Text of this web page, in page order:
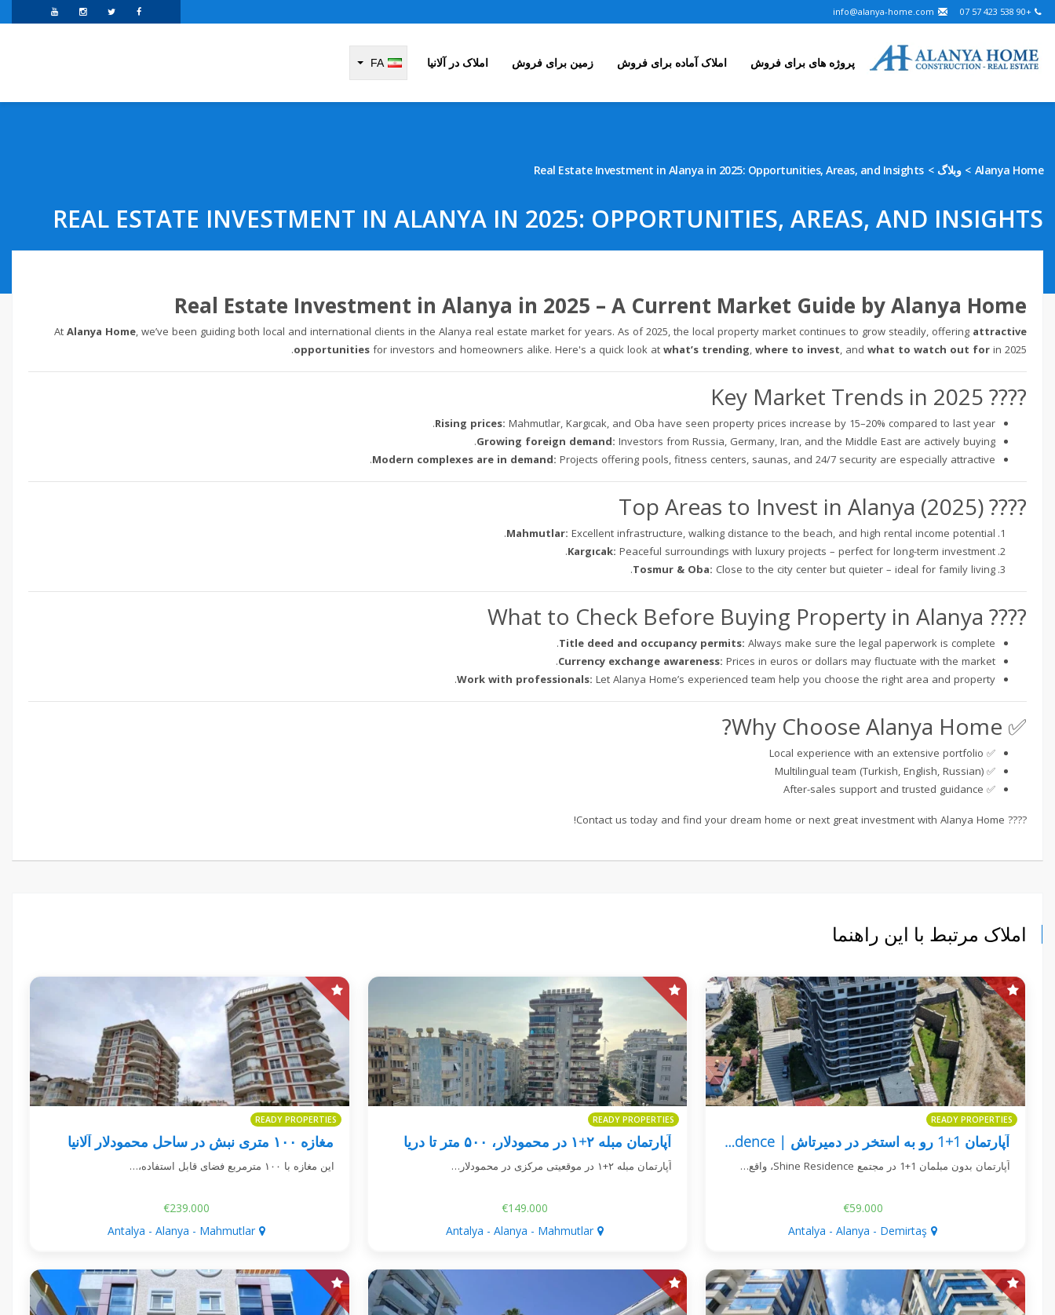
+90 538 423 57 07
FA پروژه های برای فروش املاک آماده برای فروش زمین برای فروش املاک در آلانیا
Alanya Home وبلاگ Real Estate Investment in Alanya in 2025: Opportunities, Areas, and Insights
REAL ESTATE INVESTMENT IN ALANYA IN 2025: OPPORTUNITIES, AREAS, AND INSIGHTS
Real Estate Investment in Alanya in 2025 – A Current Market Guide by Alanya Home
At Alanya Home, we’ve been guiding both local and international clients in the Alanya real estate market for years. As of 2025, the local property market continues to grow steadily, offering attractive
opportunities for investors and homeowners alike. Here's a quick look at what’s trending, where to invest, and what to watch out for in 2025.
???? Key Market Trends in 2025
Rising prices: Mahmutlar, Kargıcak, and Oba have seen property prices increase by 15–20% compared to last year.
Growing foreign demand: Investors from Russia, Germany, Iran, and the Middle East are actively buying.
Modern complexes are in demand: Projects offering pools, fitness centers, saunas, and 24/7 security are especially attractive.
???? Top Areas to Invest in Alanya (2025)
Mahmutlar: Excellent infrastructure, walking distance to the beach, and high rental income potential.
Kargıcak: Peaceful surroundings with luxury projects – perfect for long-term investment.
Tosmur & Oba: Close to the city center but quieter – ideal for family living.
???? What to Check Before Buying Property in Alanya
Title deed and occupancy permits: Always make sure the legal paperwork is complete.
Currency exchange awareness: Prices in euros or dollars may fluctuate with the market.
Work with professionals: Let Alanya Home’s experienced team help you choose the right area and property.
✅ Why Choose Alanya Home?
✅ Local experience with an extensive portfolio
✅ Multilingual team (Turkish, English, Russian)
✅ After-sales support and trusted guidance
???? Contact us today and find your dream home or next great investment with Alanya Home!
املاک مرتبط با این راهنما
READY PROPERTIES
آپارتمان 1+1 رو به استخر در دمیرتاش | Shine Residence
آپارتمان بدون مبلمان 1+1 در مجتمع Shine Residence، واقع…
€59.000
Antalya - Alanya - Demirtaş
READY PROPERTIES
آپارتمان مبله ۲+۱ در محمودلار، ۵۰۰ متر تا دریا
آپارتمان مبله ۲+۱ در موقعیتی مرکزی در محمودلار…
€149.000
Antalya - Alanya - Mahmutlar
READY PROPERTIES
مغازه ۱۰۰ متری نبش در ساحل محمودلار آلانیا
این مغازه با ۱۰۰ مترمربع فضای قابل استفاده،…
€239.000
Antalya - Alanya - Mahmutlar